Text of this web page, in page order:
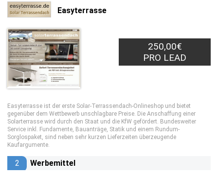
Easyterrasse
250,00€
PRO LEAD
Easyterrasse ist der erste Solar-Terrassendach-Onlineshop und bietet
gegenüber dem Wettbewerb unschlagbare Preise. Die Anschaffung einer
Solarterrasse wird durch den Staat und die KfW gefördert. Bundesweiter
Service inkl. Fundamente, Bauanträge, Statik und einem Rundum-
Sorglospaket, sind neben sehr kurzen Lieferzeiten überzeugende
Kaufargumente.
2 Werbemittel